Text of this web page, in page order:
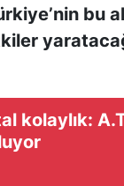
bu
kolaylık: